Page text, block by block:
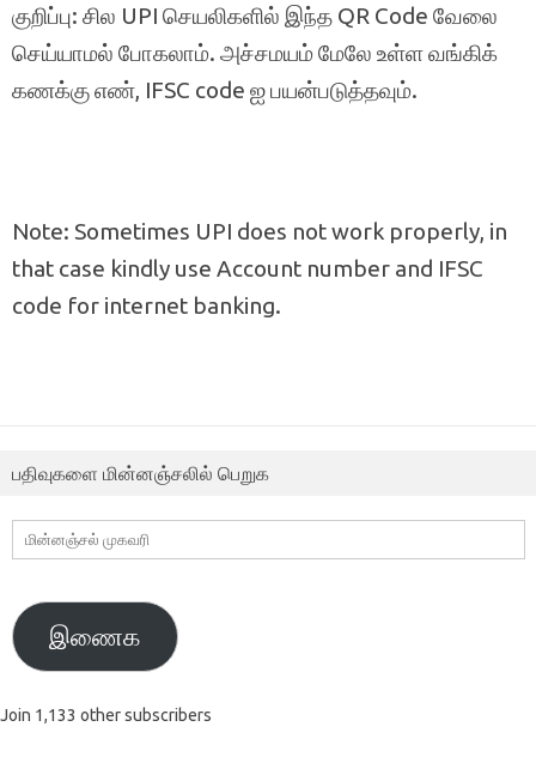
குறிப்பு: சில UPI செயலிகளில் இந்த QR Code வேலை
செய்யாமல் போகலாம். அச்சமயம் மேலே உள்ள வங்கிக்
கணக்கு எண், IFSC code ஐ பயன்படுத்தவும்.
Note: Sometimes UPI does not work properly, in
that case kindly use Account number and IFSC
code for internet banking.
பதிவுகளை மின்னஞ்சலில் பெறுக
மின்னஞ்சல்
முகவரி
இணைக
Join 1,133 other subscribers